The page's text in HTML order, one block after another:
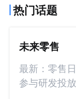
热门话题
未来零售
最新：零售
参与研发投